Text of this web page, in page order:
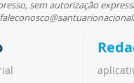
sem autorização